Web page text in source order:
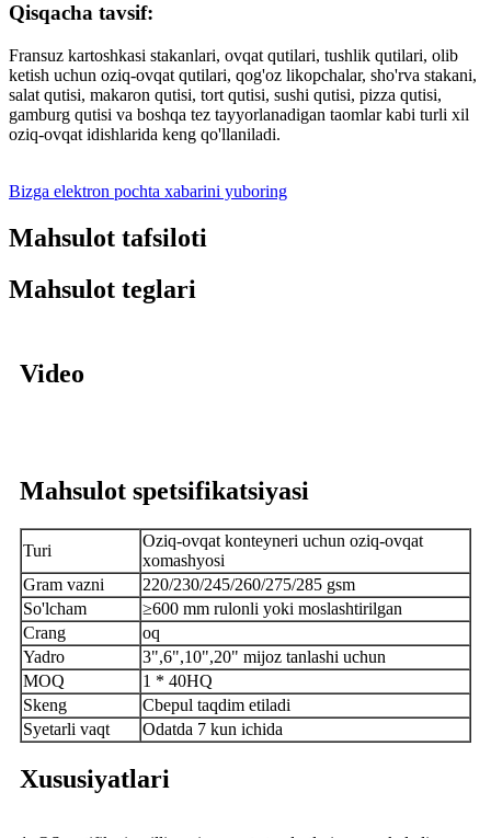
Qisqacha tavsif:
Fransuz kartoshkasi stakanlari, ovqat qutilari, tushlik qutilari, olib
ketish uchun oziq-ovqat qutilari, qog'oz likopchalar, sho'rva stakani,
salat qutisi, makaron qutisi, tort qutisi, sushi qutisi, pizza qutisi,
gamburg qutisi va boshqa tez tayyorlanadigan taomlar kabi turli xil
oziq-ovqat idishlarida keng qo'llaniladi.
Bizga elektron pochta xabarini yuboring
Mahsulot tafsiloti
Mahsulot teglari
Video
Mahsulot spetsifikatsiyasi
Turi
Oziq-ovqat konteyneri uchun oziq-ovqat
xomashyosi
Gram vazni
220/230/245/260/275/285 gsm
So'lcham ≥600 mm rulonli yoki moslashtirilgan
Crang
oq
Yadro
3",6",10",20" mijoz tanlashi uchun
MOQ
1 * 40HQ
Skeng Cbepul taqdim etiladi
Syetarli vaqt Odatda 7 kun ichida
Xususiyatlari